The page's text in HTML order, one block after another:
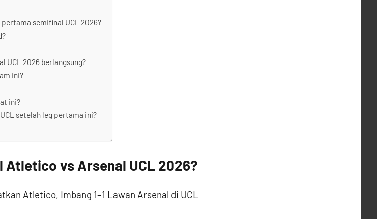
semifinal UCL 2026?
UCL 2026 berlangsung?
ini?
ini?
setelah leg pertama ini?
vs Arsenal UCL 2026?